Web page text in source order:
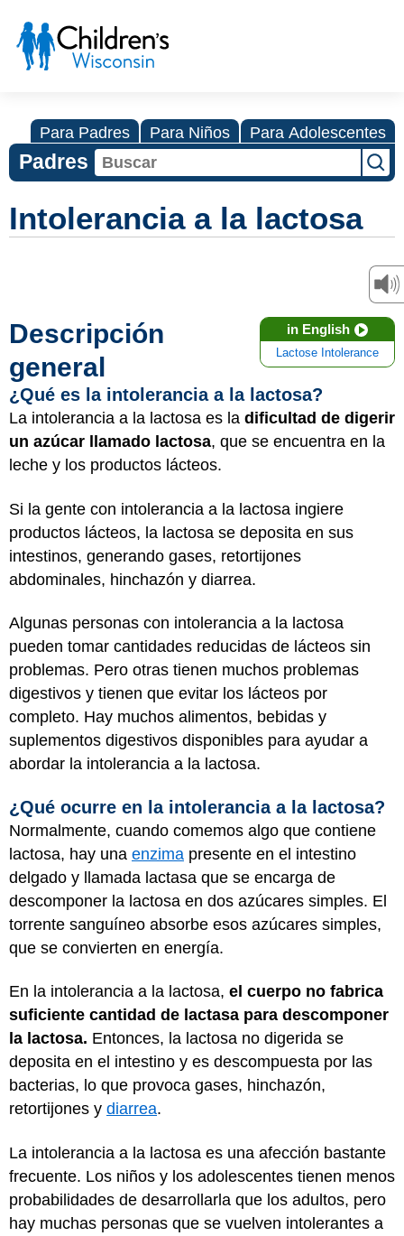
Para Padres Para Niños Para Adolescentes
Padres
Intolerancia a la lactosa
in English
Lactose Intolerance
Descripción
general
¿Qué es la intolerancia a la lactosa?
La intolerancia a la lactosa es la dificultad de digerir
un azúcar llamado lactosa, que se encuentra en la
leche y los productos lácteos.
Si la gente con intolerancia a la lactosa ingiere
productos lácteos, la lactosa se deposita en sus
intestinos, generando gases, retortijones
abdominales, hinchazón y diarrea.
Algunas personas con intolerancia a la lactosa
pueden tomar cantidades reducidas de lácteos sin
problemas. Pero otras tienen muchos problemas
digestivos y tienen que evitar los lácteos por
completo. Hay muchos alimentos, bebidas y
suplementos digestivos disponibles para ayudar a
abordar la intolerancia a la lactosa.
¿Qué ocurre en la intolerancia a la lactosa?
Normalmente, cuando comemos algo que contiene
lactosa, hay una enzima presente en el intestino
delgado y llamada lactasa que se encarga de
descomponer la lactosa en dos azúcares simples. El
torrente sanguíneo absorbe esos azúcares simples,
que se convierten en energía.
En la intolerancia a la lactosa, el cuerpo no fabrica
suficiente cantidad de lactasa para descomponer
la lactosa. Entonces, la lactosa no digerida se
deposita en el intestino y es descompuesta por las
bacterias, lo que provoca gases, hinchazón,
retortijones y diarrea.
La intolerancia a la lactosa es una afección bastante
frecuente. Los niños y los adolescentes tienen menos
probabilidades de desarrollarla que los adultos, pero
hay muchas personas que se vuelven intolerantes a